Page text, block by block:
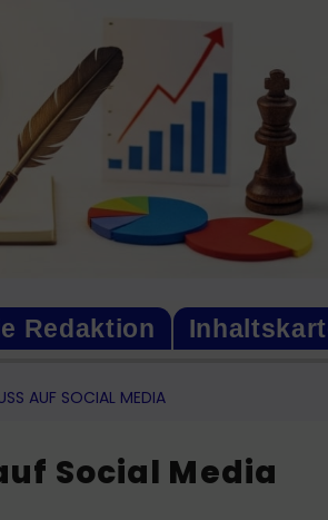
Redaktion
AUF SOCIAL MEDIA
Social Media